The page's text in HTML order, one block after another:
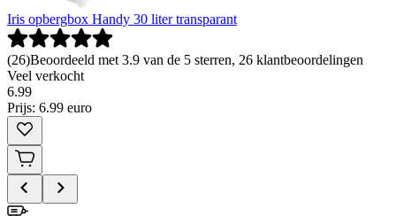
Iris opbergbox Handy 30 liter transparant
(26)Beoordeeld met 3.9 van de 5 sterren, 26 klantbeoordelingen
Veel verkocht
6.99
Prijs: 6.99 euro